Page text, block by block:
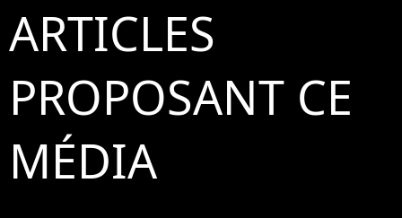
ARTICLES
PROPOSANT CE
MÉDIA